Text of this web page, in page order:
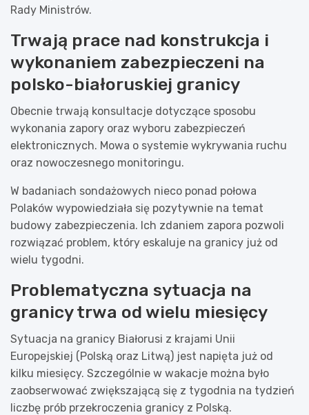
Rady Ministrów.
Trwają prace nad konstrukcja i
wykonaniem zabezpieczeni na
polsko-białoruskiej granicy
Obecnie trwają konsultacje dotyczące sposobu
wykonania zapory oraz wyboru zabezpieczeń
elektronicznych. Mowa o systemie wykrywania ruchu
oraz nowoczesnego monitoringu.
W badaniach sondażowych nieco ponad połowa
Polaków wypowiedziała się pozytywnie na temat
budowy zabezpieczenia. Ich zdaniem zapora pozwoli
rozwiązać problem, który eskaluje na granicy już od
wielu tygodni.
Problematyczna sytuacja na
granicy trwa od wielu miesięcy
Sytuacja na granicy Białorusi z krajami Unii
Europejskiej (Polską oraz Litwą) jest napięta już od
kilku miesięcy. Szczególnie w wakacje można było
zaobserwować zwiększającą się z tygodnia na tydzień
liczbę prób przekroczenia granicy z Polską.